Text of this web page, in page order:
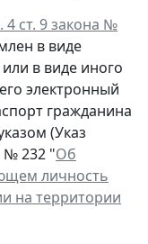
4 ст. 9 закона №
в виде
в виде иного
электронный
гражданина
(Указ
№ 232 "Об
личность
на территории